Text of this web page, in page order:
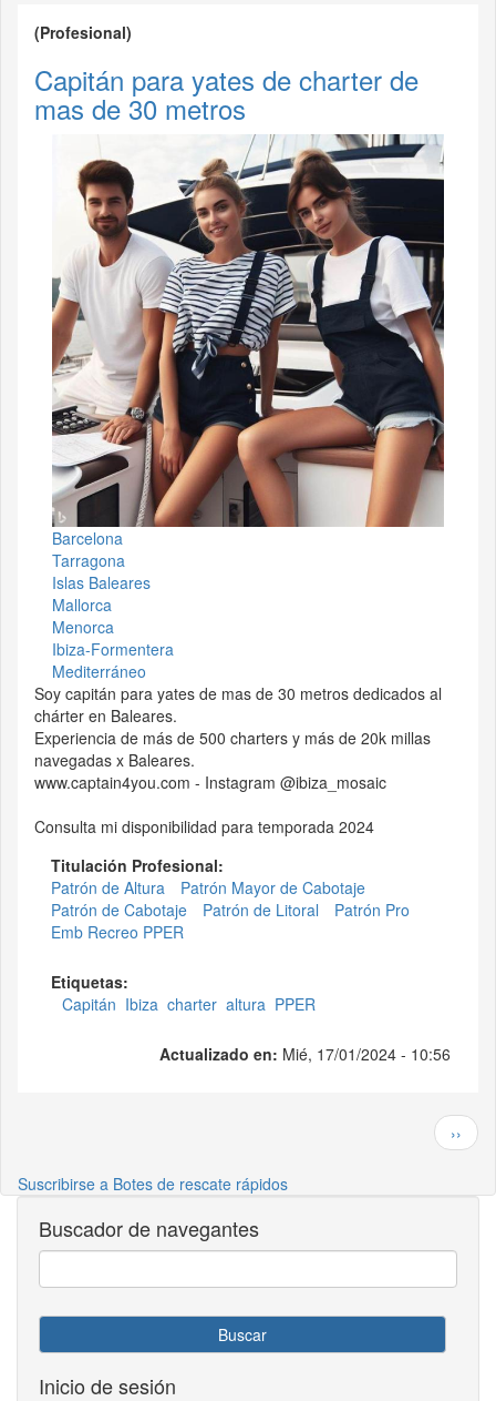
(Profesional)
Capitán para yates de charter de
mas de 30 metros
Barcelona
Tarragona
Islas Baleares
Mallorca
Menorca
Ibiza-Formentera
Mediterráneo
Soy capitán para yates de mas de 30 metros dedicados al
chárter en Baleares.
Experiencia de más de 500 charters y más de 20k millas
navegadas x Baleares.
www.captain4you.com - Instagram @ibiza_mosaic
Consulta mi disponibilidad para temporada 2024
Titulación Profesional:
Patrón de Altura
Patrón Mayor de Cabotaje
Patrón de Cabotaje
Patrón de Litoral
Patrón Pro
Emb Recreo PPER
Etiquetas:
Capitán Ibiza charter altura PPER
Actualizado en: Mié, 17/01/2024 - 10:56
››
Suscribirse a Botes de rescate rápidos
Buscador de navegantes
Buscar
Inicio de sesión